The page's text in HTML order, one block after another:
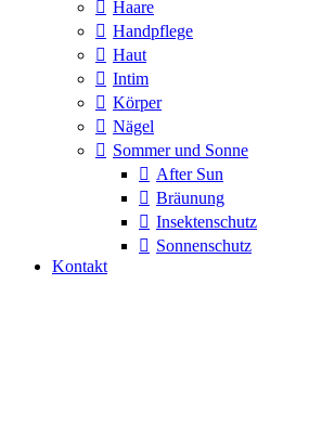
Haare
Handpflege
Haut
Intim
Körper
Nägel
Sommer und Sonne
After Sun
Bräunung
Insektenschutz
Sonnenschutz
Kontakt